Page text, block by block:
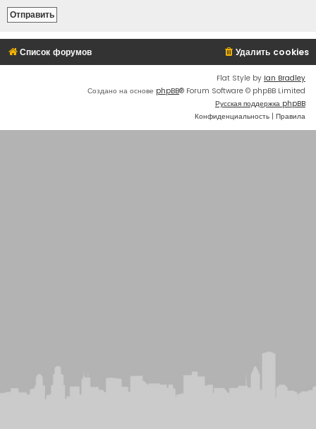
Список форумов Удалить cookies
Flat Style by Ian Bradley
Создано на основе phpBB® Forum Software © phpBB Limited
Русская поддержка phpBB
Конфиденциальность | Правила